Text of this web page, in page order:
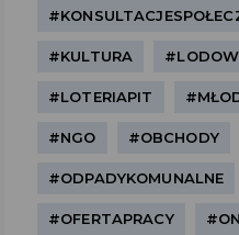
#KULTURA
#LOTERIAPIT
#NGO #OBCHODY
#ODPADYKOMUNALNE
#OFERTAPRACY